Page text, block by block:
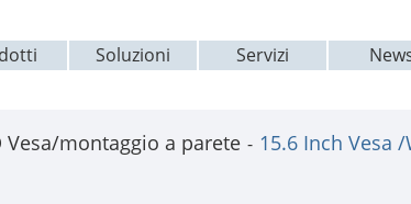
Soluzioni Servizi
Vesa/montaggio a parete 15.6 Inch Vesa